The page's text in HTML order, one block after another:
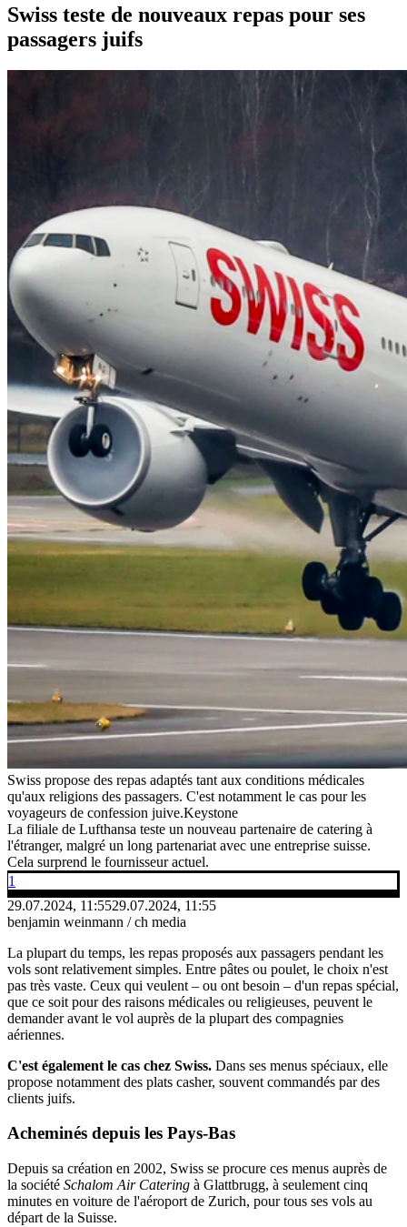
Swiss teste de nouveaux repas pour ses
passagers juifs
Swiss propose des repas adaptés tant aux conditions médicales
qu'aux religions des passagers. C'est notamment le cas pour les
voyageurs de confession juive.Keystone
La filiale de Lufthansa teste un nouveau partenaire de catering à
l'étranger, malgré un long partenariat avec une entreprise suisse.
Cela surprend le fournisseur actuel.
1
29.07.2024, 11:5529.07.2024, 11:55
benjamin weinmann / ch media
La plupart du temps, les repas proposés aux passagers pendant les
vols sont relativement simples. Entre pâtes ou poulet, le choix n'est
pas très vaste. Ceux qui veulent – ou ont besoin – d'un repas spécial,
que ce soit pour des raisons médicales ou religieuses, peuvent le
demander avant le vol auprès de la plupart des compagnies
aériennes.
C'est également le cas chez Swiss. Dans ses menus spéciaux, elle
propose notamment des plats casher, souvent commandés par des
clients juifs.
Acheminés depuis les Pays-Bas
Depuis sa création en 2002, Swiss se procure ces menus auprès de
la société Schalom Air Catering à Glattbrugg, à seulement cinq
minutes en voiture de l'aéroport de Zurich, pour tous ses vols au
départ de la Suisse.